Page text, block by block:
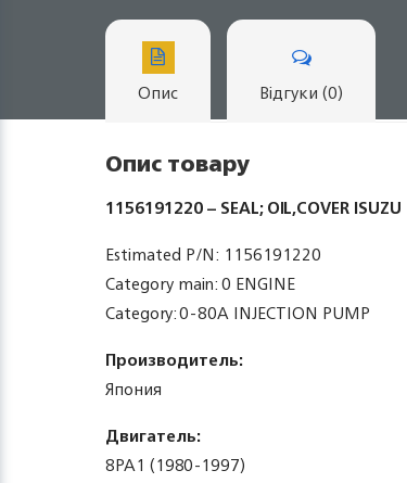
Опис Відгуки (0)
Опис товару
1156191220 – SEAL; OIL,COVER ISUZU
Estimated P/N: 1156191220
Category main: 0 ENGINE
Category: 0-80A INJECTION PUMP
Производитель:
Япония
Двигатель:
8PA1 (1980-1997)